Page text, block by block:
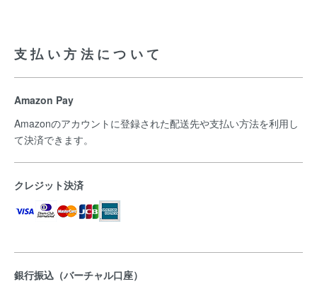
支払い方法について
Amazon Pay
Amazonのアカウントに登録された配送先や支払い方法を利用し
て決済できます。
クレジット決済
銀行振込（バーチャル口座）